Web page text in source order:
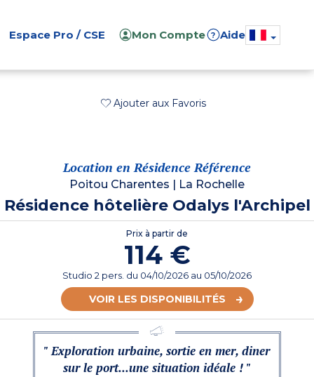
Espace Pro / CSE Mon Compte ? Aide
Ajouter aux Favoris
Location en Résidence Référence
Poitou Charentes La Rochelle
Résidence hôtelière Odalys l'Archipel
Prix à partir de
114 €
Studio 2 pers. du 04/10/2026 au 05/10/2026
VOIR LES DISPONIBILITÉS
" Exploration urbaine, sortie en mer, diner
sur le port...une situation idéale ! "